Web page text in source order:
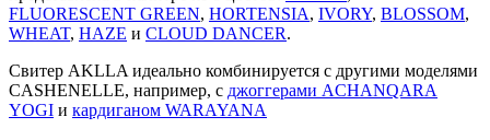
FLUORESCENT GREEN, HORTENSIA, IVORY, BLOSSOM,
WHEAT, HAZE и CLOUD DANCER.
Свитер AKLLA идеально комбинируется с другими моделями
CASHENELLE, например, с джоггерами ACHANQARA
YOGI и кардиганом WARAYANA